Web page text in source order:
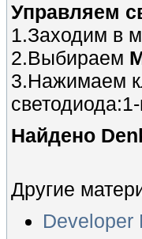
Управляем
1.Заходим в
2.Выбираем
3.Нажимаем
Найдено
Другие
Developer